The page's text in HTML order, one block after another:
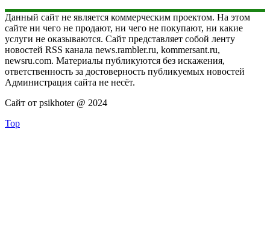
Данный сайт не является коммерческим проектом. На этом
сайте ни чего не продают, ни чего не покупают, ни какие
услуги не оказываются. Сайт представляет собой ленту
новостей RSS канала news.rambler.ru, kommersant.ru,
newsru.com. Материалы публикуются без искажения,
ответственность за достоверность публикуемых новостей
Администрация сайта не несёт.
Сайт от psikhoter @ 2024
Top